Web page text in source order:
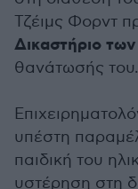
Τζέιμς Φορντ
Δικαστήριο
θανάτωσής
υπέστη
παιδική του
υστέρηση στη